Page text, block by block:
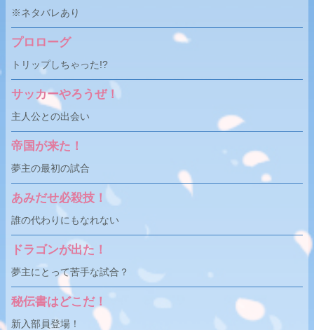
※ネタバレあり
プロローグ
トリップしちゃった!?
サッカーやろうぜ！
主人公との出会い
帝国が来た！
夢主の最初の試合
あみだせ必殺技！
誰の代わりにもなれない
ドラゴンが出た！
夢主にとって苦手な試合？
秘伝書はどこだ！
新入部員登場！